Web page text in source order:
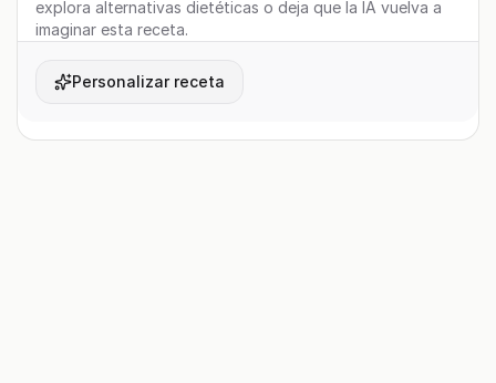
explora alternativas dietéticas o deja que la IA vuelva a
imaginar esta receta.
Personalizar receta